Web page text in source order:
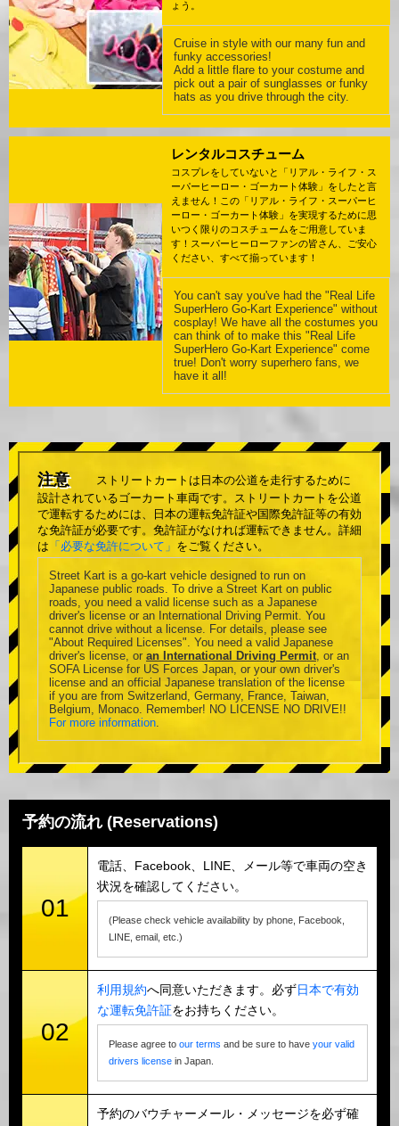
ょう。
Cruise in style with our many fun and
funky accessories!
Add a little flare to your costume and
pick out a pair of sunglasses or funky
hats as you drive through the city.
レンタルコスチューム
コスプレをしていないと「リアル・ライフ・ス
ーパーヒーロー・ゴーカート体験」をしたと言
えません！この「リアル・ライフ・スーパーヒ
ーロー・ゴーカート体験」を実現するために思
いつく限りのコスチュームをご用意していま
す！スーパーヒーローファンの皆さん、ご安心
ください、すべて揃っています！
You can't say you've had the "Real Life
SuperHero Go-Kart Experience" without
cosplay! We have all the costumes you
can think of to make this "Real Life
SuperHero Go-Kart Experience" come
true! Don't worry superhero fans, we
have it all!
注意
ストリートカートは日本の公道を走行するために
設計されているゴーカート車両です。ストリートカートを公道
で運転するためには、日本の運転免許証や国際免許証等の有効
な免許証が必要です。免許証がなければ運転できません。詳細
は 「必要な免許について」 をご覧ください。
Street Kart is a go-kart vehicle designed to run on
Japanese public roads. To drive a Street Kart on public
roads, you need a valid license such as a Japanese
driver's license or an International Driving Permit. You
cannot drive without a license. For details, please see
"About Required Licenses". You need a valid Japanese
driver's license, or an International Driving Permit, or an
SOFA License for US Forces Japan, or your own driver's
license and an official Japanese translation of the license
if you are from Switzerland, Germany, France, Taiwan,
Belgium, Monaco. Remember! NO LICENSE NO DRIVE!!
For more information.
予約の流れ (Reservations)
01
電話、Facebook、LINE、メール等で車両の空き
状況を確認してください。
(Please check vehicle availability by phone, Facebook,
LINE, email, etc.)
02
利用規約へ同意いただきます。必ず日本で有効
な運転免許証をお持ちください。
Please agree to our terms and be sure to have your valid
drivers license in Japan.
予約のバウチャーメール・メッセージを必ず確